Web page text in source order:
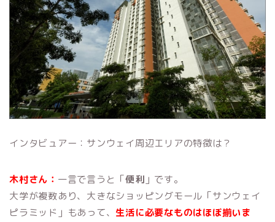
インタビュアー：サンウェイ周辺エリアの特徴は？
木村さん： 一言で言うと「便利 」です。
大学が複数あり、大きなショッピングモール「サンウェイ
ピラミッド」もあって、 生活に必要なものはほぼ揃いま